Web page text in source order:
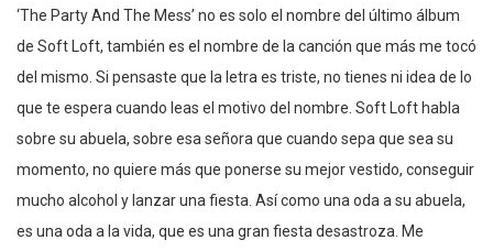
‘The Party And The Mess’ no es solo el nombre del último álbum
de Soft Loft, también es el nombre de la canción que más me tocó
del mismo. Si pensaste que la letra es triste, no tienes ni idea de lo
que te espera cuando leas el motivo del nombre. Soft Loft habla
sobre su abuela, sobre esa señora que cuando sepa que sea su
momento, no quiere más que ponerse su mejor vestido, conseguir
mucho alcohol y lanzar una fiesta. Así como una oda a su abuela,
es una oda a la vida, que es una gran fiesta desastroza. Me